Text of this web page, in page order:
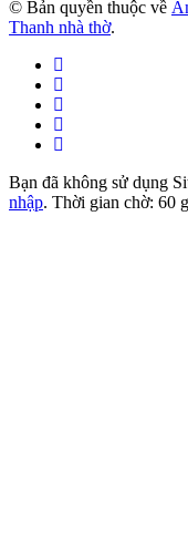
© Bản quyền thuộc về
Thanh nhà thờ.
Bạn đã không sử dụng
nhập. Thời gian chờ: 60